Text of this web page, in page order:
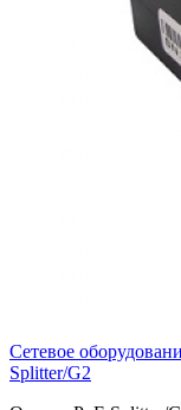
Сетевое
Splitter/G2